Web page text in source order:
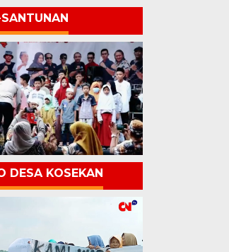
DESA KOSEKAN